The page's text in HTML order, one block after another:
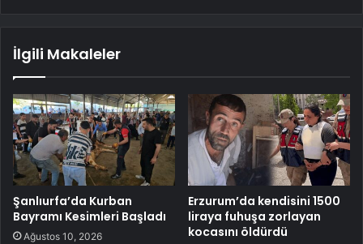
İlgili Makaleler
Şanlıurfa’da Kurban
Bayramı Kesimleri Başladı
Ağustos 10, 2026
Erzurum’da kendisini 1500
liraya fuhuşa zorlayan
kocasını öldürdü